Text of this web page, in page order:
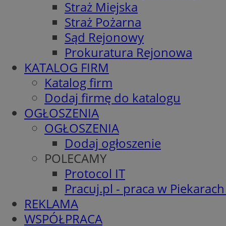
Straż Miejska
Straż Pożarna
Sąd Rejonowy
Prokuratura Rejonowa
KATALOG FIRM
Katalog firm
Dodaj firmę do katalogu
OGŁOSZENIA
OGŁOSZENIA
Dodaj ogłoszenie
POLECAMY
Protocol IT
Pracuj.pl - praca w
REKLAMA
WSPÓŁPRACA